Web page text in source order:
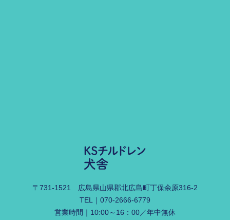
〒731-1521 広島県山県郡北広島町丁保余原316-2
TEL｜ 070-2666-6779
営業時間｜10:00～16：00／年中無休